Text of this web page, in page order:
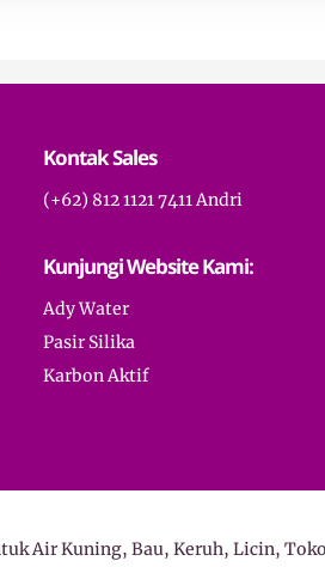
Kontak Sales
(+62) 812 1121 7411 Andri
Kunjungi Website Kami:
Ady Water
Pasir Silika
Karbon Aktif
Air Kuning, Bau, Keruh, Licin,